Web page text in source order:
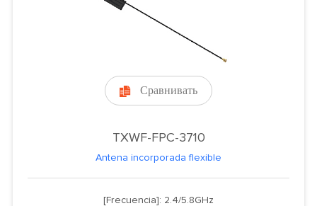
 Сравнивать
TXWF-FPC-3710
Antena incorporada flexible
[Frecuencia]: 2.4/5.8GHz